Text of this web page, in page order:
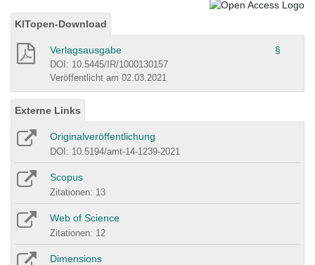
KITopen-Download
Verlagsausgabe §
DOI: 10.5445/IR/1000130157
Veröffentlicht am 02.03.2021
Externe Links
Originalveröffentlichung
DOI: 10.5194/amt-14-1239-2021
Scopus
Zitationen: 13
Web of Science
Zitationen: 12
Dimensions